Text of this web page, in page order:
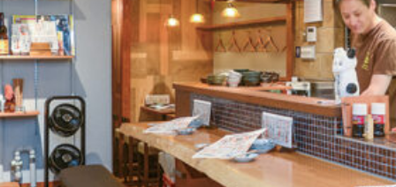
関西で開催。
おすすめの展覧会
おすすめの映画
誠光社で選びました。
おすすめの本